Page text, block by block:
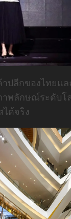
ปลีกของไทยแ
พลักษณ์ระดับโ
ด้จริง